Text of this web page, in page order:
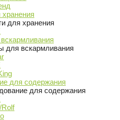
для хранения
для вскармливания
для содержания
для содержания